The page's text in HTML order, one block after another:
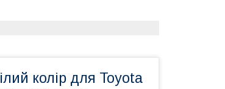
колір для Toyota